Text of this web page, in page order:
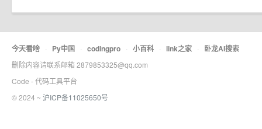
今天看啥 · Py中国 · codingpro · 小百科 · link之家 · 卧龙AI搜索
删除内容请联系邮箱 2879853325@qq.com
Code - 代码工具平台
© 2024 ~ 沪ICP备11025650号